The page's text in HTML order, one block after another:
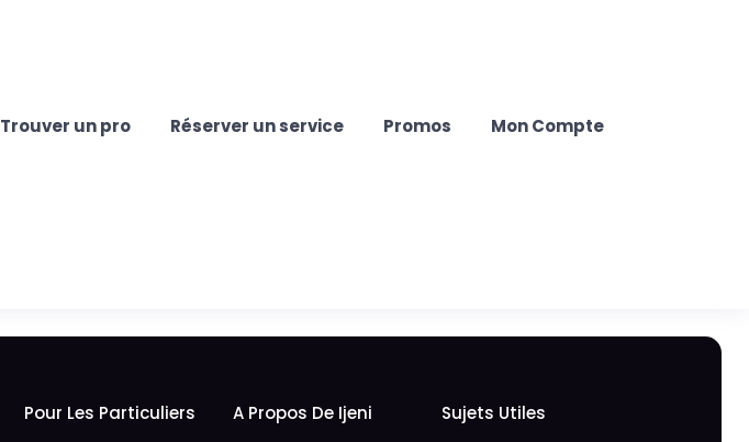
Trouver un pro Réserver un service Promos Mon Compte
Pour Les Particuliers
A Propos De Ijeni
Sujets Utiles